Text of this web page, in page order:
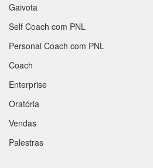
Gaivota
Self Coach com PNL
Personal Coach com PNL
Coach
Enterprise
Oratória
Vendas
Palestras